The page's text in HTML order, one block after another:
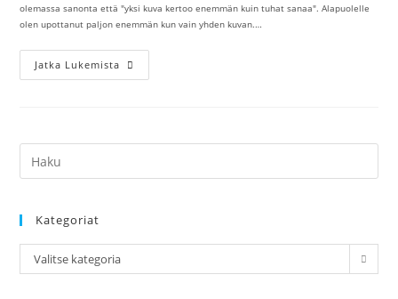
olemassa sanonta että "yksi kuva kertoo enemmän kuin tuhat sanaa". Alapuolelle
olen upottanut paljon enemmän kun vain yhden kuvan.…
Jatka Lukemista Litteän
Maan
Kategoriat
Kategoriat
Valitse kategoria